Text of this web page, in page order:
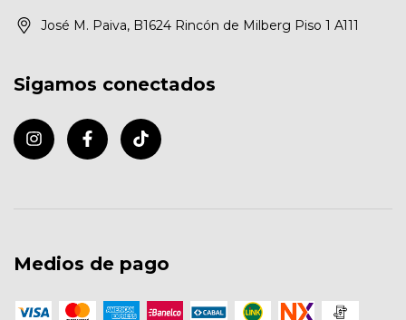
José M. Paiva, B1624 Rincón de Milberg Piso 1 A111
Sigamos conectados
Medios de pago